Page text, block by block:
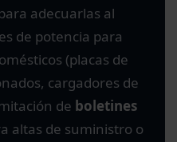
adecuarlas al
de potencia para
(placas de
cargadores de
de boletines
altas de suministro o